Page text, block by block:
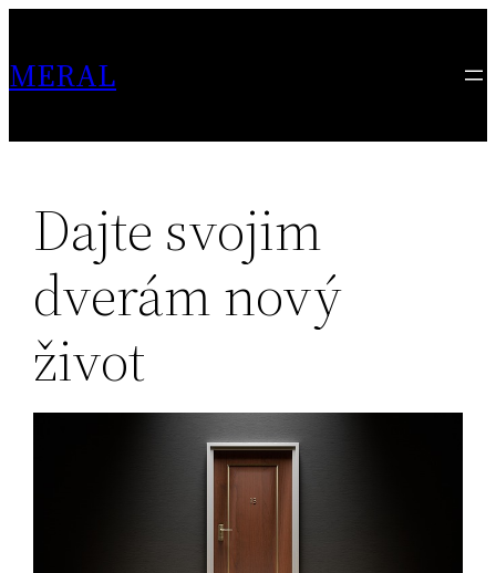
content
MERAL
Dajte svojim
dverám nový
život